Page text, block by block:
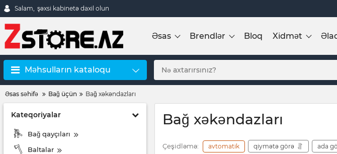
Salam, şəxsi kabinetə daxil olun
Əsas Brendlər Bloq Xidmət
Məhsulların kataloqu
Əsas səhifə Bağ üçün Bağ xəkəndazları
Kateqoriyalar
Bağ qayçıları
Baltalar
Bağ xəkəndazları
Çeşidləmə: avtomatik qiymətə görə ada